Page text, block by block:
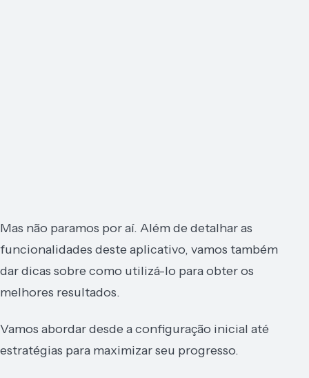
Mas não paramos por aí. Além de detalhar as
funcionalidades deste aplicativo, vamos também
dar dicas sobre como utilizá-lo para obter os
melhores resultados.
Vamos abordar desde a configuração inicial até
estratégias para maximizar seu progresso.